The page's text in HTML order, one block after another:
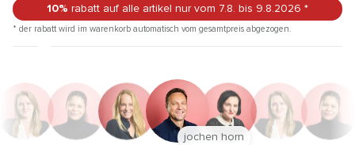
10% rabatt auf alle artikel nur vom 7.8. bis 9.8.2026 *
* der rabatt wird im warenkorb automatisch vom gesamtpreis abgezogen.
jochen horn